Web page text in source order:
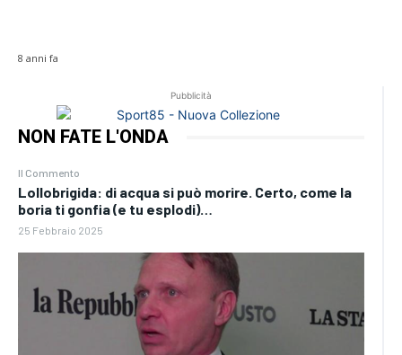
Pubblicità
NON FATE L'ONDA
Il Commento
Lollobrigida: di acqua si può morire. Certo, come la
boria ti gonfia (e tu esplodi)…
25 Febbraio 2025
8 anni fa